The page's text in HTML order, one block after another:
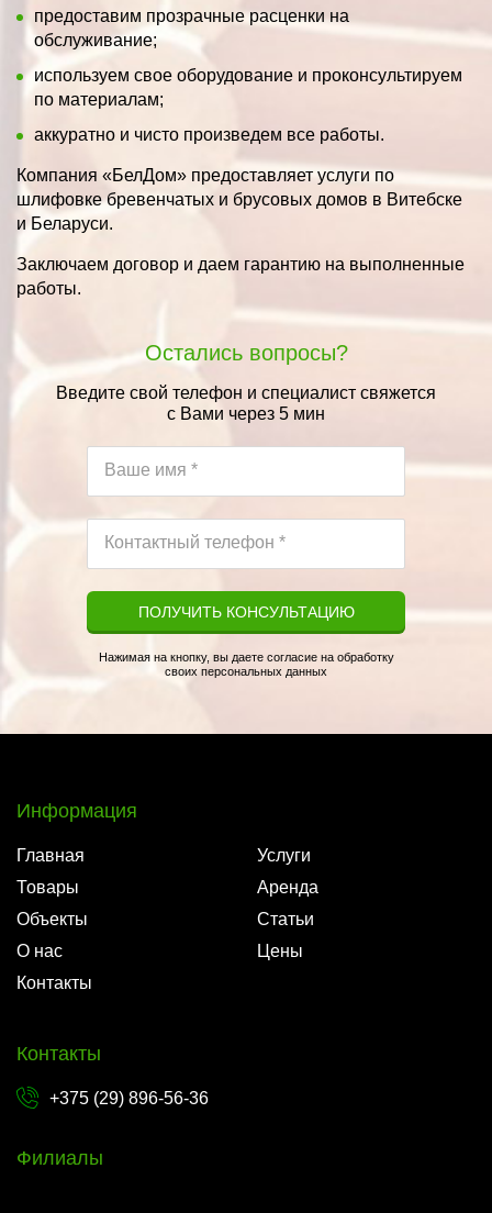
предоставим прозрачные расценки на
обслуживание;
используем свое оборудование и проконсультируем
по материалам;
аккуратно и чисто произведем все работы.
Компания «БелДом» предоставляет услуги по
шлифовке бревенчатых и брусовых домов в Витебске
и Беларуси.
Заключаем договор и даем гарантию на выполненные
работы.
Остались вопросы?
Введите свой телефон и специалист свяжется
с Вами через 5 мин
ПОЛУЧИТЬ КОНСУЛЬТАЦИЮ
Нажимая на кнопку, вы даете согласие на обработку
своих персональных данных
Информация
Главная
Услуги
Товары
Аренда
Объекты
Статьи
О нас
Цены
Контакты
Контакты
+375 (29) 896-56-36
Филиалы